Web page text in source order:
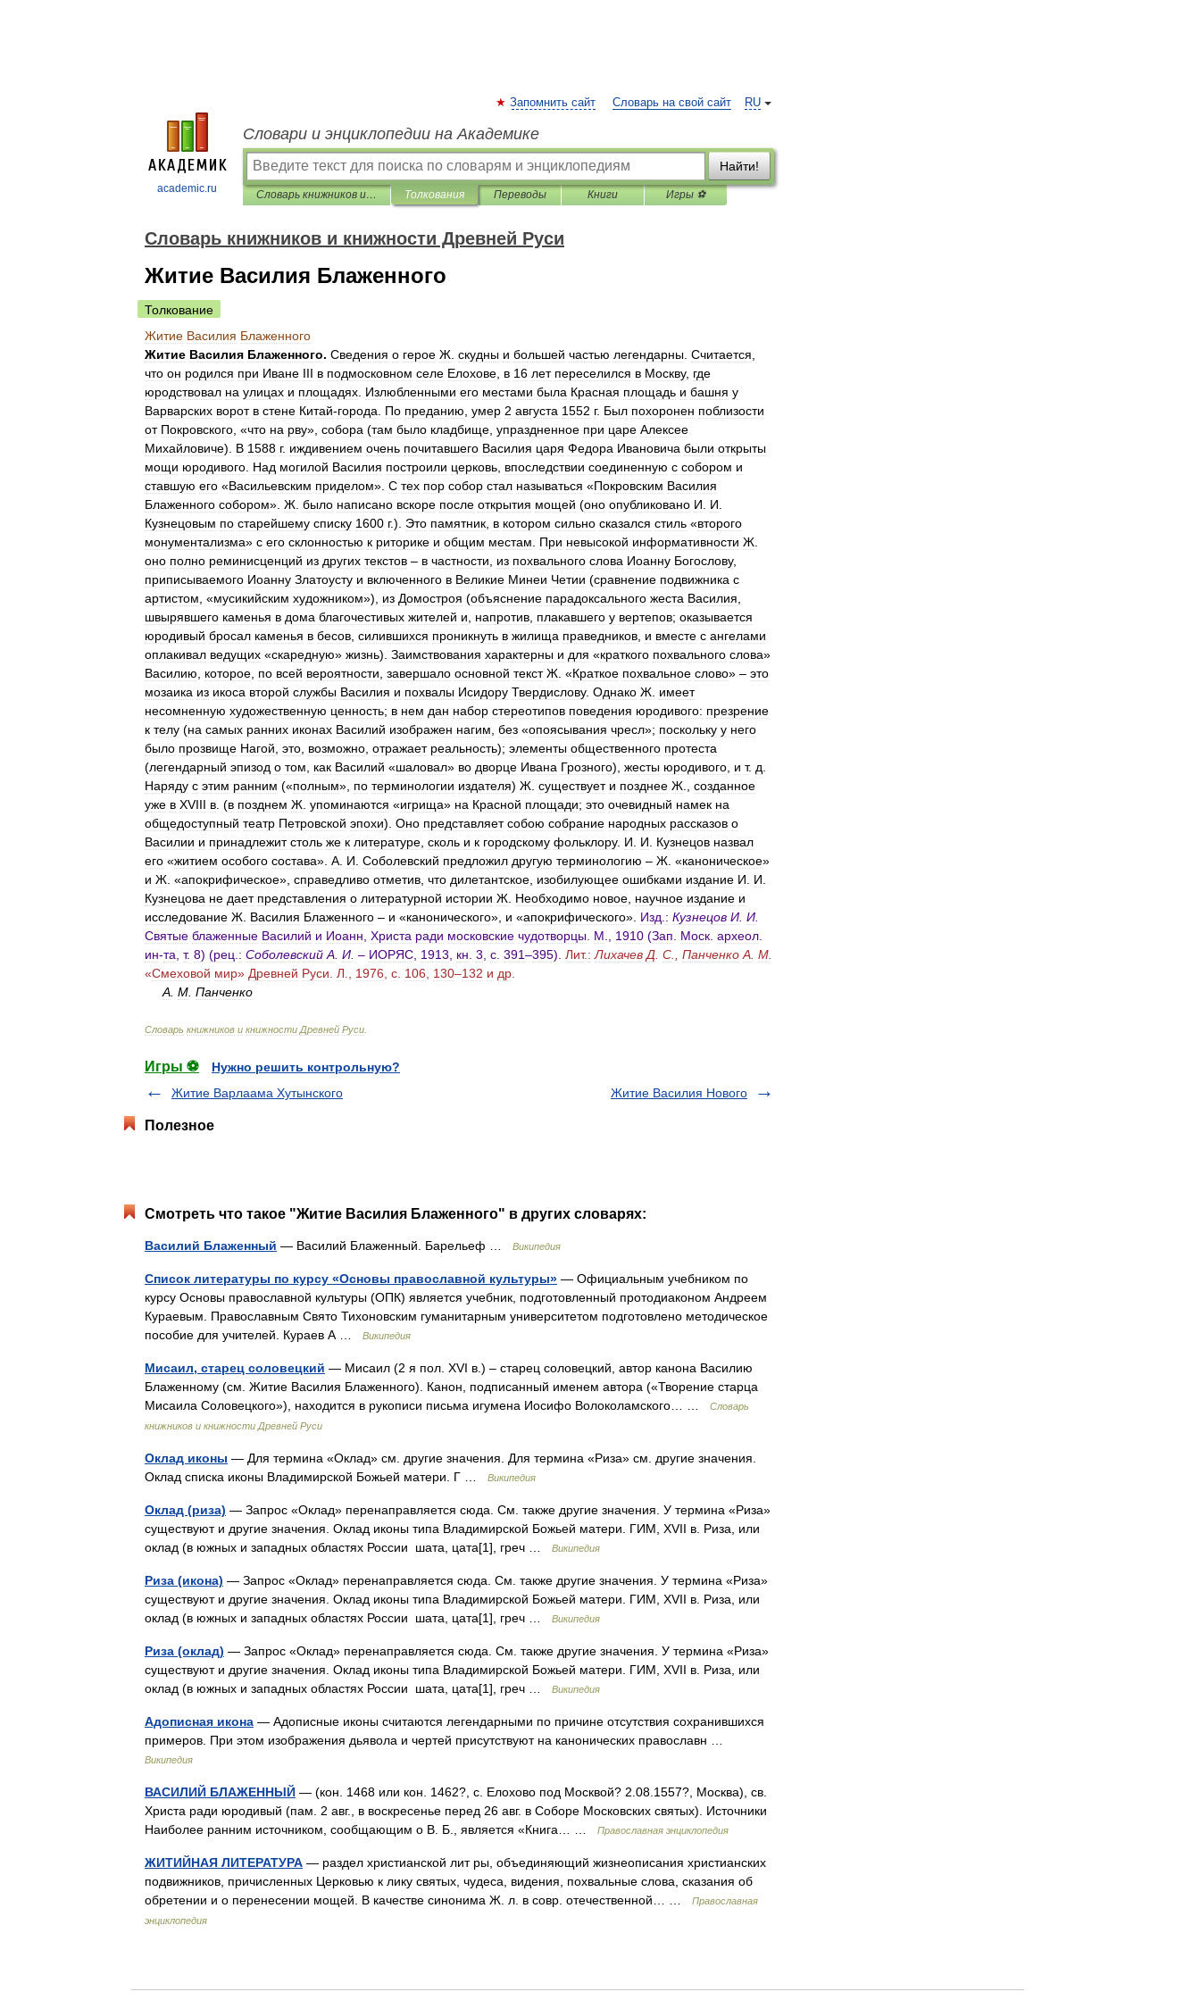
academic.ru
RU
Запомнить сайт Словарь на свой сайт
Словари и энциклопедии на Академике
Найти!
Словарь книжников и книжности Древней Руси Толкования Переводы Книги Игры ⚽
Словарь книжников и книжности Древней Руси
Житие Василия Блаженного
Толкование
Житие Василия Блаженного
Житие Василия Блаженного. Сведения о герое Ж скудны и большей частью легендарны Считается
что он родился при Иване III в подмосковном селе Елохове в 16 лет переселился в Москву, где
юродствовал на улицах и площадях Излюбленными его местами была Красная площадь и башня у
Варварских ворот в стене Китай-города По преданию умер 2 августа 1552 г. Был похоронен поблизости
от Покровского , «что на рву», собора (там было кладбище упраздненное при царе Алексее
Михайловиче). В 1588 г. иждивением очень почитавшего Василия царя Федора Ивановича были открыты
мощи юродивого Над могилой Василия построили церковь впоследствии соединенную с собором и
ставшую его «Васильевским приделом». С тех пор собор стал называться «Покровским Василия
Блаженного собором». Ж было написано вскоре после открытия мощей (оно опубликовано И И
Кузнецовым по старейшему списку 1600 г.). Это памятник в котором сильно сказался стиль «второго
монументализма» с его склонностью к риторике и общим местам При невысокой информативности Ж
оно полно реминисценций из других текстов – в частности из похвального слова Иоанну Богослову,
приписываемого Иоанну Златоусту и включенного в Великие Минеи Четии (сравнение подвижника с
артистом , «мусикийским художником»), из Домостроя (объяснение парадоксального жеста Василия
швырявшего каменья в дома благочестивых жителей и напротив плакавшего у вертепов; оказывается
юродивый бросал каменья в бесов силившихся проникнуть в жилища праведников и вместе с ангелами
оплакивал ведущих «скаредную» жизнь). Заимствования характерны и для «краткого похвального слова»
Василию
которое по всей вероятности завершало основной текст Ж . «Краткое похвальное слово» – это
мозаика из икоса второй службы Василия и похвалы Исидору Твердислову. Однако Ж имеет
несомненную художественную ценность; в нем дан набор стереотипов поведения юродивого: презрение
к телу (на самых ранних иконах Василий изображен нагим без «опоясывания чресл»; поскольку у него
было прозвище Нагой это возможно отражает реальность); элементы общественного протеста
(легендарный эпизод о том как Василий «шаловал» во дворце Ивана Грозного), жесты юродивого и т. д
Наряду с этим ранним («полным», по терминологии издателя) Ж существует и позднее Ж
созданное
уже в XVIII в . (в позднем Ж упоминаются «игрища» на Красной площади; это очевидный намек на
общедоступный театр Петровской эпохи). Оно представляет собою собрание народных рассказов о
Василии и принадлежит столь же к литературе сколь и к городскому фольклору. И И Кузнецов назвал
его «житием особого состава». А И Соболевский предложил другую терминологию – Ж . «каноническое»
и Ж . «апокрифическое», справедливо отметив что дилетантское изобилующее ошибками издание И И
Кузнецова не дает представления о литературной истории Ж Необходимо новое научное издание и
исследование Ж Василия Блаженного – и «канонического», и «апокрифического». Изд : Кузнецов И И
Святые блаженные Василий и Иоанн Христа ради московские чудотворцы М 1910 (Зап Моск археол
ин-та т. 8) (рец : Соболевский А И – ИОРЯС 1913 кн 3 с 391–395). Лит.: Лихачев Д С Панченко А М
«Смеховой мир» Древней Руси Л 1976 с 106 130–132 и др
А М Панченко
Словарь книжников и книжности Древней Руси
Игры ⚽
Нужно решить контрольную?
Житие Варлаама Хутынского
Житие Василия Нового
Полезное
Смотреть что такое "Житие Василия Блаженного" в других словарях:
Василий Блаженный — Василий Блаженный. Барельеф … Википедия
Список литературы по курсу «Основы православной культуры» — Официальным учебником по
курсу Основы православной культуры (ОПК) является учебник, подготовленный протодиаконом Андреем
Кураевым. Православным Свято Тихоновским гуманитарным университетом подготовлено методическое
пособие для учителей. Кураев А …
Википедия
Мисаил, старец соловецкий — Мисаил (2 я пол. XVI в.) – старец соловецкий, автор канона Василию
Блаженному (см. Житие Василия Блаженного). Канон, подписанный именем автора («Творение старца
Мисаила Соловецкого»), находится в рукописи письма игумена Иосифо Волоколамского… …
Словарь
книжников и книжности Древней Руси
Оклад иконы — Для термина «Оклад» см. другие значения. Для термина «Риза» см. другие значения.
Оклад списка иконы Владимирской Божьей матери. Г …
Википедия
Оклад (риза) — Запрос «Оклад» перенаправляется сюда. Cм. также другие значения. У термина «Риза»
существуют и другие значения. Оклад иконы типа Владимирской Божьей матери. ГИМ, XVII в. Риза, или
оклад (в южных и западных областях России шата, цата[1], греч …
Википедия
Риза (икона) — Запрос «Оклад» перенаправляется сюда. Cм. также другие значения. У термина «Риза»
существуют и другие значения. Оклад иконы типа Владимирской Божьей матери. ГИМ, XVII в. Риза, или
оклад (в южных и западных областях России шата, цата[1], греч …
Википедия
Риза (оклад) — Запрос «Оклад» перенаправляется сюда. Cм. также другие значения. У термина «Риза»
существуют и другие значения. Оклад иконы типа Владимирской Божьей матери. ГИМ, XVII в. Риза, или
оклад (в южных и западных областях России шата, цата[1], греч …
Википедия
Адописная икона — Адописные иконы считаются легендарными по причине отсутствия сохранившихся
примеров. При этом изображения дьявола и чертей присутствуют на канонических православн …
Википедия
ВАСИЛИЙ БЛАЖЕННЫЙ — (кон. 1468 или кон. 1462?, c. Елохово под Москвой? 2.08.1557?, Москва), св.
Христа ради юродивый (пам. 2 авг., в воскресенье перед 26 авг. в Соборе Московских святых). Источники
Наиболее ранним источником, сообщающим о В. Б., является «Книга… …
Православная энциклопедия
ЖИТИЙНАЯ ЛИТЕРАТУРА — раздел христианской лит ры, объединяющий жизнеописания христианских
подвижников, причисленных Церковью к лику святых, чудеса, видения, похвальные слова, сказания об
обретении и о перенесении мощей. В качестве синонима Ж. л. в совр. отечественной… …
Православная
энциклопедия